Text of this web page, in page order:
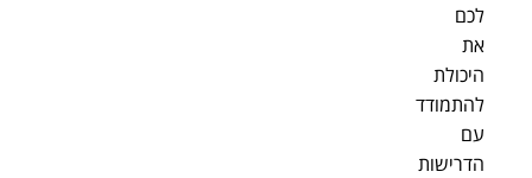
לכם
את
היכולת
להתמודד
עם
הדרישות